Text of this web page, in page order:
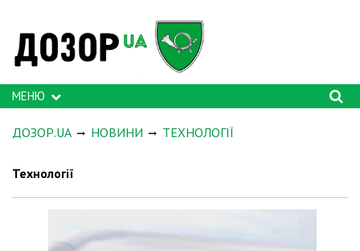
МЕНЮ
ДОЗОР.UA НОВИНИ ТЕХНОЛОГІЇ
Технології